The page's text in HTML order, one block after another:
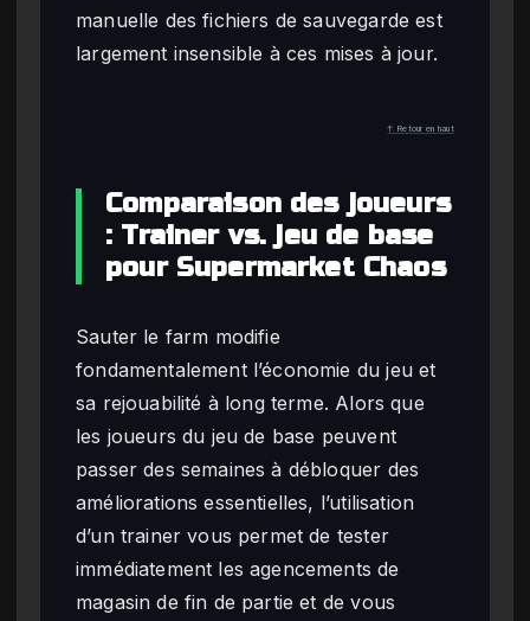
manuelle des fichiers de sauvegarde est
largement insensible à ces mises à jour.
↑ Retour en haut
Comparaison des joueurs
: Trainer vs. jeu de base
pour Supermarket Chaos
Sauter le farm modifie
fondamentalement l’économie du jeu et
sa rejouabilité à long terme. Alors que
les joueurs du jeu de base peuvent
passer des semaines à débloquer des
améliorations essentielles, l’utilisation
d’un trainer vous permet de tester
immédiatement les agencements de
magasin de fin de partie et de vous